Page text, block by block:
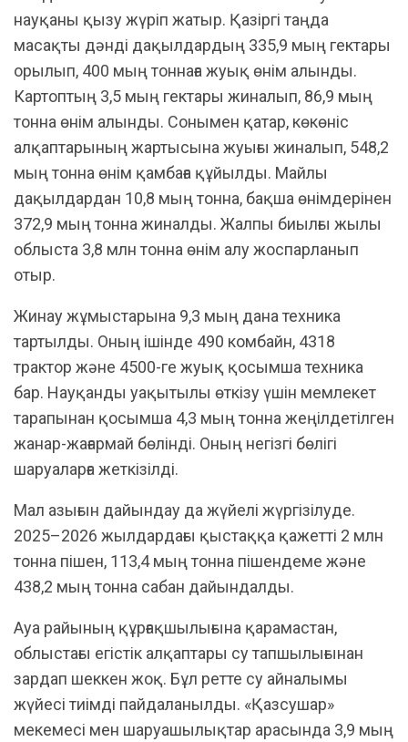
науқаны қызу жүріп жатыр. Қазіргі таңда
масақты дәнді дақылдардың 335,9 мың гектары
орылып, 400 мың тоннаға жуық өнім алынды.
Картоптың 3,5 мың гектары жиналып, 86,9 мың
тонна өнім алынды. Сонымен қатар, көкөніс
алқаптарының жартысына жуығы жиналып, 548,2
мың тонна өнім қамбаға құйылды. Майлы
дақылдардан 10,8 мың тонна, бақша өнімдерінен
372,9 мың тонна жиналды. Жалпы биылғы жылы
облыста 3,8 млн тонна өнім алу жоспарланып
отыр.
Жинау жұмыстарына 9,3 мың дана техника
тартылды. Оның ішінде 490 комбайн, 4318
трактор және 4500-ге жуық қосымша техника
бар. Науқанды уақытылы өткізу үшін мемлекет
тарапынан қосымша 4,3 мың тонна жеңілдетілген
жанар-жағармай бөлінді. Оның негізгі бөлігі
шаруаларға жеткізілді.
Мал азығын дайындау да жүйелі жүргізілуде.
2025–2026 жылдардағы қыстаққа қажетті 2 млн
тонна пішен, 113,4 мың тонна пішендеме және
438,2 мың тонна сабан дайындалды.
Ауа райының құрғақшылығына қарамастан,
облыстағы егістік алқаптары су тапшылығынан
зардап шеккен жоқ. Бұл ретте су айналымы
жүйесі тиімді пайдаланылды. «Қазсушар»
мекемесі мен шаруашылықтар арасында 3,9 мың